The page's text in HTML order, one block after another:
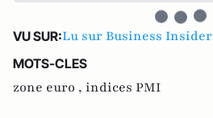
VU SUR:Lu sur Business Insider
MOTS-CLES
zone euro , indices PMI